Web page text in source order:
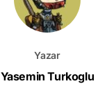
Yazar
Yasemin Turkoglu